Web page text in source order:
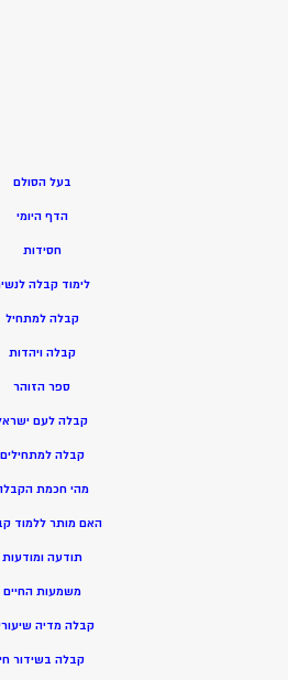
בעל הסולם
הדף היומי
חסידות
לימוד קבלה
קבלה למתחיל
קבלה ויהדות
ספר הזוהר
קבלה לעם
קבלה למתחילים
מהי חכמת
האם מותר ללמוד
תודעה ומודעות
משמעות החיים
קבלה מדיה
קבלה בשידור חי